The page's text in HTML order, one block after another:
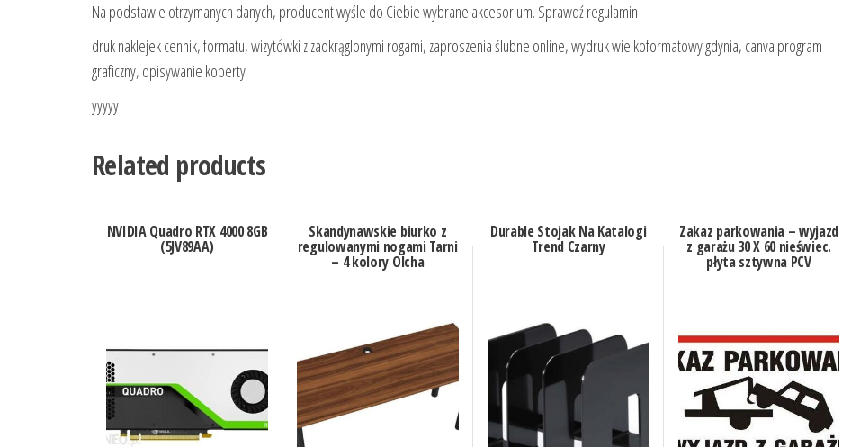
Na podstawie otrzymanych danych, producent wyśle do Ciebie wybrane akcesorium. Sprawdź regulamin
druk naklejek cennik, formatu, wizytówki z zaokrąglonymi rogami, zaproszenia ślubne online, wydruk wielkoformatowy gdynia, canva program
graficzny, opisywanie koperty
yyyyy
Related products
NVIDIA Quadro RTX 4000 8GB
(5JV89AA)
Skandynawskie biurko z
regulowanymi nogami Tarni
– 4 kolory Olcha
Durable Stojak Na Katalogi
Trend Czarny
Zakaz parkowania – wyjazd
z garażu 30 X 60 nieświec.
płyta sztywna PCV